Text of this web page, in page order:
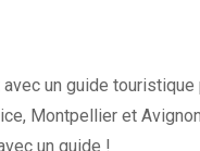
un guide
Montpellier et
un guide !